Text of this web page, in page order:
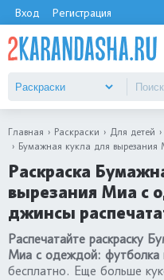
Вход Регистрация
Главная Раскраски Для детей
Бумажная кукла для
Раскраска
вырезания Миа с
джинсы
Распечатайте раскраску
Миа с одеждой: футболка
бесплатно. Еще больше